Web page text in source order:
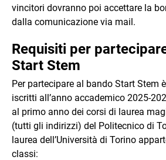
vincitori dovranno poi accettare la
dalla comunicazione via mail.
Requisiti per
Start Stem
Per partecipare al bando Start Stem
iscritti all’anno accademico 2025-
al primo anno dei corsi di laurea
(tutti gli indirizzi) del Politecnico di
laurea dell’Università di Torino
classi: